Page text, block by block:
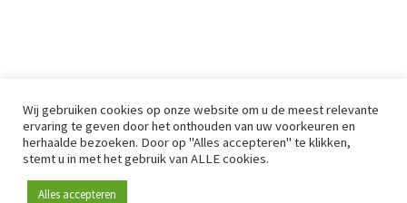
Wij gebruiken cookies op onze website om u de meest relevante
ervaring te geven door het onthouden van uw voorkeuren en
herhaalde bezoeken. Door op "Alles accepteren" te klikken,
stemt u in met het gebruik van ALLE cookies.
Alles accepteren